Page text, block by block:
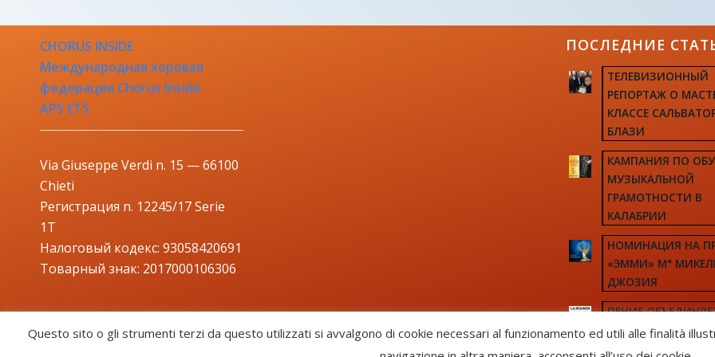
CHORUS INSIDE
Международная хоровая
федерация Chorus Inside
APS ETS
Via Giuseppe Verdi n. 15 — 66100
Chieti
Регистрация n. 12245/17 Serie
1T
Налоговый кодекс: 93058420691
Товарный знак: 2017000106306
ПОСЛЕДНИЕ
ТЕЛЕВИЗИОННЫЙ
РЕПОРТАЖ О
КЛАССЕ
БЛАЗИ
КАМПАНИЯ ПО
МУЗЫКАЛЬНОЙ
ГРАМОТНОСТИ В
КАЛАБРИИ
НОМИНАЦИЯ НА
«ЭММИ» М°
ДЖОЗИЯ
ПЕНИЕ
КРАЙНОСТИ
Questo sito o gli strumenti terzi da questo utilizzati si avvalgono di cookie necessari al funzionamento ed utili alle finalità